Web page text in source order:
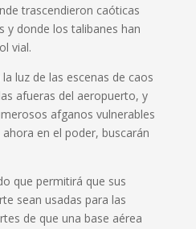
trascendieron caóticas
y donde los talibanes han
vial.
luz de las escenas de caos
afueras del aeropuerto, y
afganos vulnerables
en el poder, buscarán
que permitirá que sus
sean usadas para las
de que una base aérea